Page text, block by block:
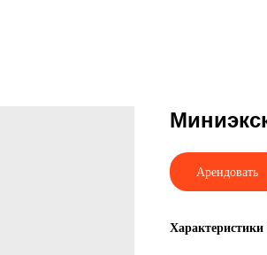
Арендовать